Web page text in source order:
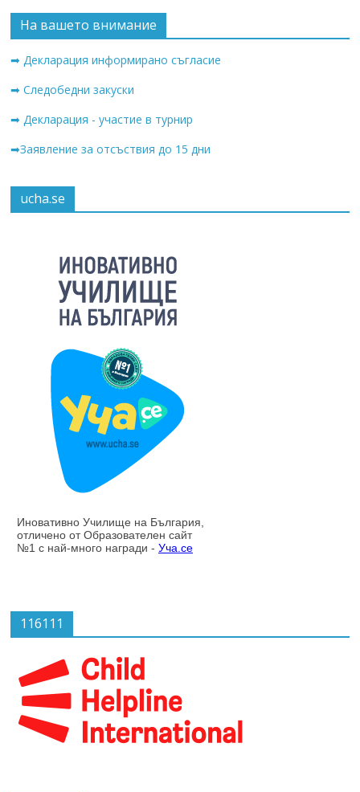
На вашето внимание
➡ Декларация информирано съгласие
➡ Следобедни закуски
➡ Декларация - участие в турнир
➡Заявление за отсъствия до 15 дни
ucha.se
116111